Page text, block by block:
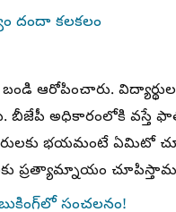
దందా కలకలం
ఆరోపించారు.
బీజేపీ అధికారంలోకి వస్తే
భయమంటే ఏమిటో
ప్రత్యామ్నాయం
సంచలనం!